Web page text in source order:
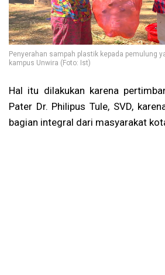
Penyerahan sampah plastik kepada pemulung
kampus Unwira (Foto: Ist)
Hal itu dilakukan karena
Pater Dr. Philipus Tule, SVD,
bagian integral dari masyarakat